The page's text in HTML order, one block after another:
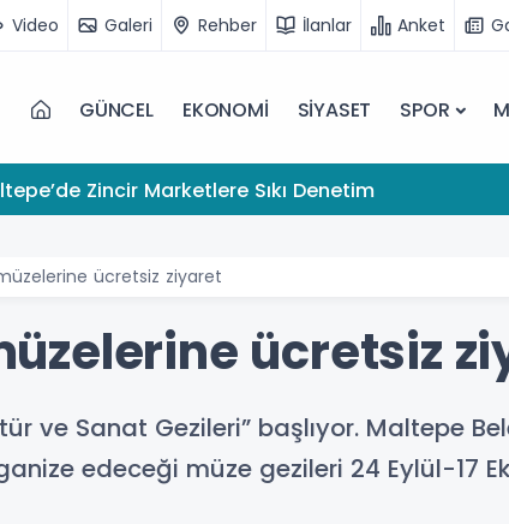
Video Galeri Rehber İlanlar Anket
GÜNCEL EKONOMİ SİYASET SPOR
Zincir Marketlere Sıkı Denetim
ücretsiz ziyaret
ücretsiz
ve Sanat Gezileri” başlıyor. Maltepe
edeceği müze gezileri 24 Eylül-17